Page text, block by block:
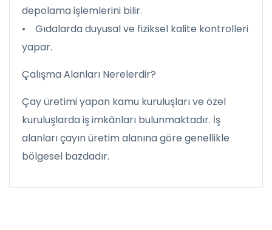
depolama işlemlerini bilir.
• Gıdalarda duyusal ve fiziksel kalite kontrolleri
yapar.
Çalışma Alanları Nerelerdir?
Çay üretimi yapan kamu kuruluşları ve özel
kuruluşlarda iş imkânları bulunmaktadır. İş
alanları çayın üretim alanına göre genellikle
bölgesel bazdadır.